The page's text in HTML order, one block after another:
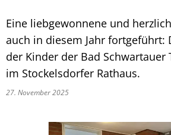
Eine liebgewonnene und
auch in diesem Jahr fortgeführt:
der Kinder der Bad Schwartauer
im Stockelsdorfer Rathaus.
27. November 2025